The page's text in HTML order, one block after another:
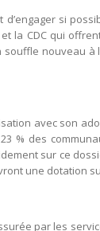
si
la CDC qui
nouveau à
avec son
% des
sur ce
une dotation
par les